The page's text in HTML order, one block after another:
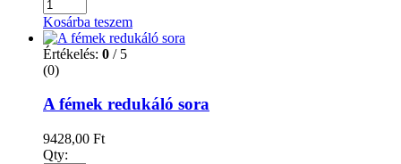
Kosárba teszem
Értékelés: 0 / 5
(0)
A fémek redukáló sora
9428,00 Ft
Qty: